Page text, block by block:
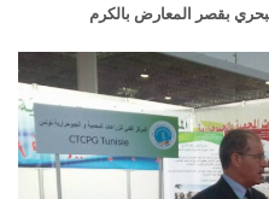
بقصر المعارض بالكرم